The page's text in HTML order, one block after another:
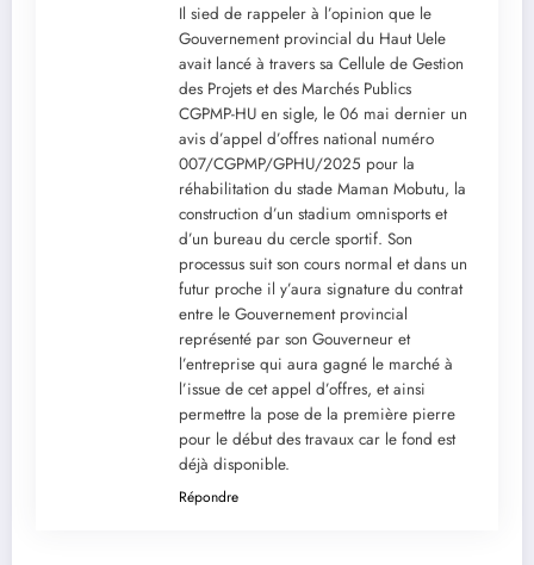
Il sied de rappeler à l’opinion que le
Gouvernement provincial du Haut Uele
avait lancé à travers sa Cellule de Gestion
des Projets et des Marchés Publics
CGPMP-HU en sigle, le 06 mai dernier un
avis d’appel d’offres national numéro
007/CGPMP/GPHU/2025 pour la
réhabilitation du stade Maman Mobutu, la
construction d’un stadium omnisports et
d’un bureau du cercle sportif. Son
processus suit son cours normal et dans un
futur proche il y’aura signature du contrat
entre le Gouvernement provincial
représenté par son Gouverneur et
l’entreprise qui aura gagné le marché à
l’issue de cet appel d’offres, et ainsi
permettre la pose de la première pierre
pour le début des travaux car le fond est
déjà disponible.
Répondre